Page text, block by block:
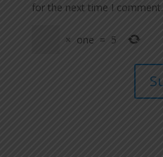
for the next time I comment.
× one = 5